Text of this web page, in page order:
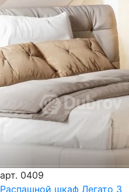
арт. 0409
Распашной шкаф Легато 3